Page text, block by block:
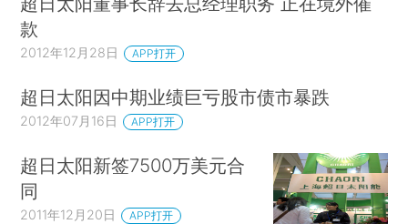
款
2012年12月28日 APP打开
超日太阳因中期业绩巨亏股市债市暴跌
2012年07月16日 APP打开
超日太阳新签7500万美元合
同
2011年12月20日 APP打开